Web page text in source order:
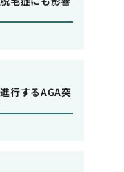
行するAGA突